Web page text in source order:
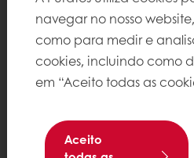
navegar no nosso
como para medir e
cookies, incluindo como
em “Aceito todas as
Aceito